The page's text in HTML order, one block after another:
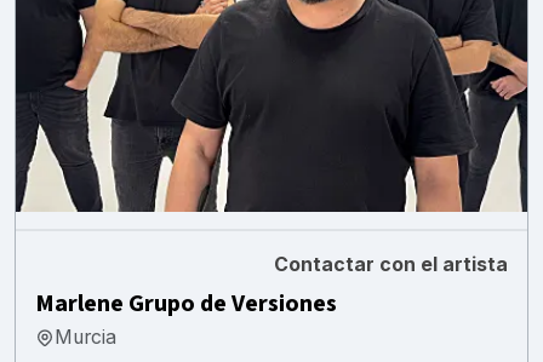
Contactar con el artista
Marlene Grupo de Versiones
Murcia